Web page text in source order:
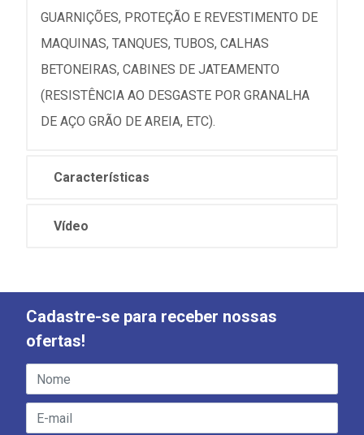
GUARNIÇÕES, PROTEÇÃO E REVESTIMENTO DE
MAQUINAS, TANQUES, TUBOS, CALHAS
BETONEIRAS, CABINES DE JATEAMENTO
(RESISTÊNCIA AO DESGASTE POR GRANALHA
DE AÇO GRÃO DE AREIA, ETC).
Características
Vídeo
Cadastre-se para receber nossas
ofertas!